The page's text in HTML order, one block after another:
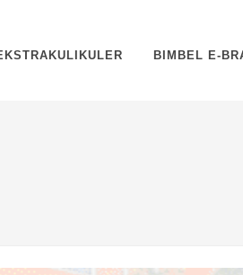
Karir di Sekolah...
BIMBEL E-